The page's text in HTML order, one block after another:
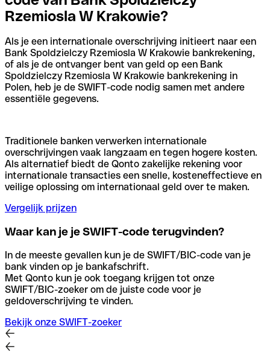
Rzemiosla W Krakowie?
Als je een internationale overschrijving initieert naar een
Bank Spoldzielczy Rzemiosla W Krakowie bankrekening,
of als je de ontvanger bent van geld op een Bank
Spoldzielczy Rzemiosla W Krakowie bankrekening in
Polen, heb je de SWIFT-code nodig samen met andere
essentiële gegevens.
Traditionele banken verwerken internationale
overschrijvingen vaak langzaam en tegen hogere kosten.
Als alternatief biedt de Qonto zakelijke rekening voor
internationale transacties een snelle, kosteneffectieve en
veilige oplossing om internationaal geld over te maken.
Vergelijk prijzen
Waar kan je je SWIFT-code terugvinden?
In de meeste gevallen kun je de SWIFT/BIC-code van je
bank vinden op je bankafschrift.
Met Qonto kun je ook toegang krijgen tot onze
SWIFT/BIC-zoeker om de juiste code voor je
geldoverschrijving te vinden.
Bekijk onze SWIFT-zoeker